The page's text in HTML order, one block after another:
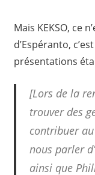
Mais KEKSO, ce
d’Espéranto,
présentations
[Lors de la
trouver des
contribuer
nous parler
ainsi que